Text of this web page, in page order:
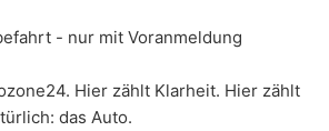
- nur mit Voranmeldung
Hier zählt Klarheit. Hier zählt
das Auto.